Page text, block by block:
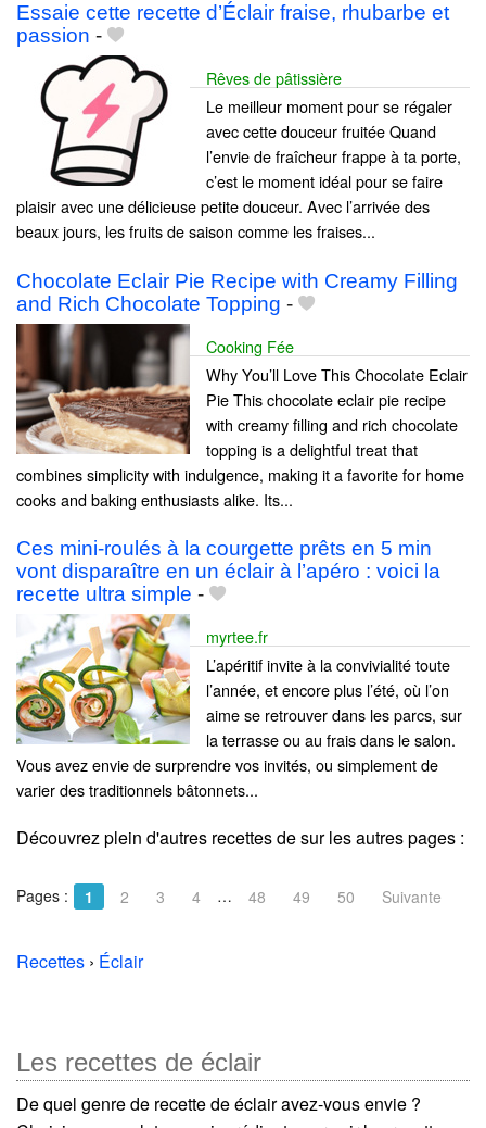
Essaie cette recette d’Éclair fraise, rhubarbe et
passion -
Rêves de pâtissière
Le meilleur moment pour se régaler
avec cette douceur fruitée Quand
l’envie de fraîcheur frappe à ta porte,
c’est le moment idéal pour se faire
plaisir avec une délicieuse petite douceur. Avec l’arrivée des
beaux jours, les fruits de saison comme les fraises...
Chocolate Eclair Pie Recipe with Creamy Filling
and Rich Chocolate Topping -
Cooking Fée
Why You’ll Love This Chocolate Eclair
Pie This chocolate eclair pie recipe
with creamy filling and rich chocolate
topping is a delightful treat that
combines simplicity with indulgence, making it a favorite for home
cooks and baking enthusiasts alike. Its...
Ces mini-roulés à la courgette prêts en 5 min
vont disparaître en un éclair à l’apéro : voici la
recette ultra simple -
myrtee.fr
L’apéritif invite à la convivialité toute
l’année, et encore plus l’été, où l’on
aime se retrouver dans les parcs, sur
la terrasse ou au frais dans le salon.
Vous avez envie de surprendre vos invités, ou simplement de
varier des traditionnels bâtonnets...
Découvrez plein d'autres recettes desur les autres pages :
Pages : 1 2 3 4 … 48 49 50 Suivante
Recettes › Éclair
Les recettes de éclair
De quel genre de recette de éclair avez-vous envie ?